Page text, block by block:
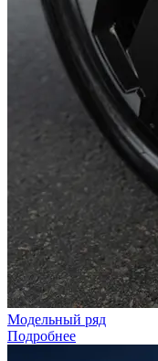
Модельный ряд
Подробнее